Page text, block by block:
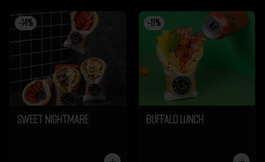
- 14 %
Sweet Nightmare
- %
Buffalo Lunch